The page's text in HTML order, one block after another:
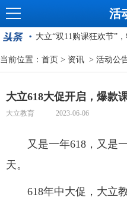
活
备考指导讲座丨后疫情
大立“双11购课狂欢节”
大立618大促开启，爆
大立“双11购课狂欢节”
当前位置： 首页 > 资讯 > 活动公
大立618大促开启，爆款
大立教育 2023-06-06
又是一年618，又是一
天。
618年中大促， 大立